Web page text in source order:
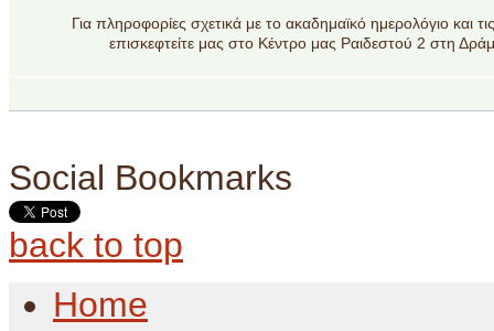
Για πληροφορίες σχετικά με το ακαδημαϊκό ημερολόγιο και
επισκεφτείτε μας στο Κέντρο μας Ραιδεστού 2 στη
Social Bookmarks
back to top
Home